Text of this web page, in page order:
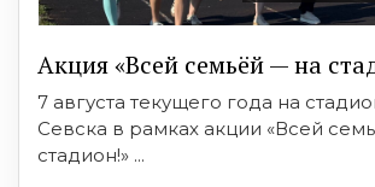
Акция «Всей семьёй — на
7 августа текущего года на
Севска в рамках акции «Всей
стадион!» ...